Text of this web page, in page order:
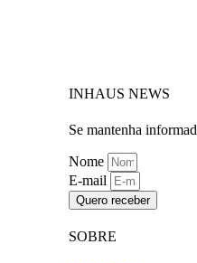
INHAUS NEWS
Se mantenha
Nome
E-mail
Quero receber
SOBRE